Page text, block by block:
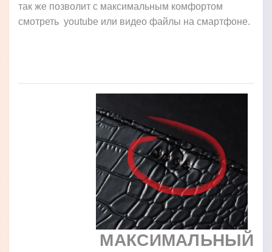
так же позволит с максимальным комфортом
смотреть youtube или видео файлы на смартфоне.
МАКСИМАЛЬНЫЙ